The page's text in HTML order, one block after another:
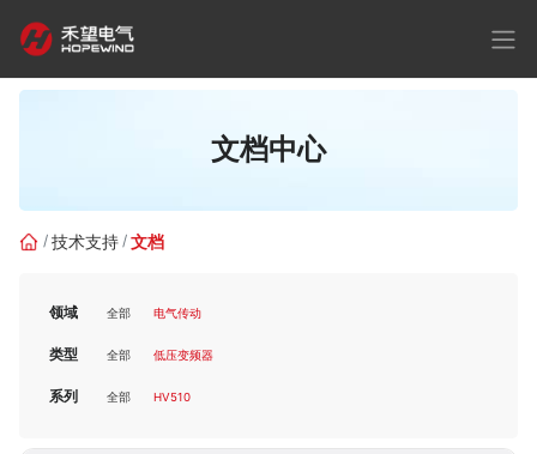
文档中心
技术支持 文档
领域 全部 电气传动
类型 全部 低压变频器
系列 全部 HV510